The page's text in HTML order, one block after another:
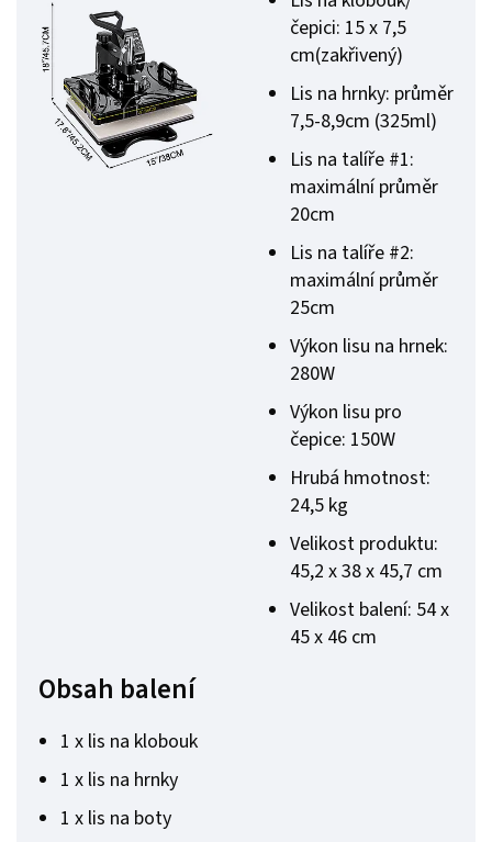
čepici: 15 x 7,5
cm(zakřivený)
Lis na hrnky: průměr
7,5-8,9cm (325ml)
Lis na talíře #1:
maximální průměr
20cm
Lis na talíře #2:
maximální průměr
25cm
Výkon lisu na hrnek:
280W
Výkon lisu pro
čepice: 150W
Hrubá hmotnost:
24,5 kg
Velikost produktu:
45,2 x 38 x 45,7 cm
Velikost balení: 54 x
45 x 46 cm
Obsah balení
1 x lis na klobouk
1 x lis na hrnky
1 x lis na boty